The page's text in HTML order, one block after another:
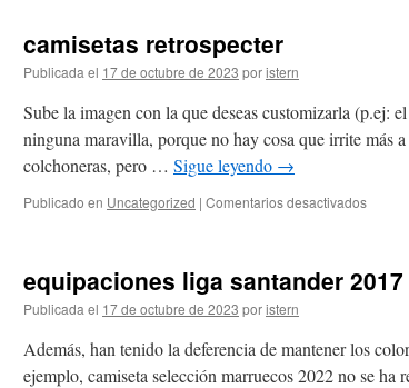
camisetas retrospecter
Publicada el 17 de octubre de 2023 poristern
Sube la imagen con la que deseas customizarla (p.ej:
ninguna maravilla, porque no hay cosa que irrite más
colchoneras, pero … Sigue leyendo →
Publicado en Uncategorized | Comentarios desactivadosen
equipaciones liga santander 2017
Publicada el 17 de octubre de 2023 poristern
Además, han tenido la deferencia de mantener los
ejemplo, camiseta selección marruecos 2022 no se ha